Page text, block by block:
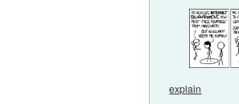
explain